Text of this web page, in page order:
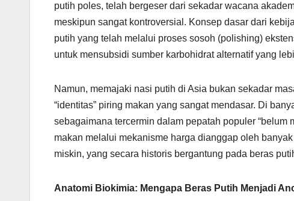
putih poles, telah bergeser dari sekadar wacana
meskipun sangat kontroversial. Konsep dasar dari
putih yang telah melalui proses sosoh (polishing)
untuk mensubsidi sumber karbohidrat alternatif yang
Namun, memajaki nasi putih di Asia bukan sekadar
“identitas” piring makan yang sangat mendasar. Di
sebagaimana tercermin dalam pepatah populer
makan melalui mekanisme harga dianggap oleh
miskin, yang secara historis bergantung pada beras
Anatomi Biokimia: Mengapa Beras Putih Menjadi